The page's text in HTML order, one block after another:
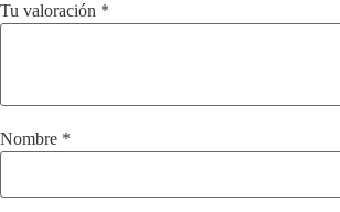
Tu valoración *
Nombre *